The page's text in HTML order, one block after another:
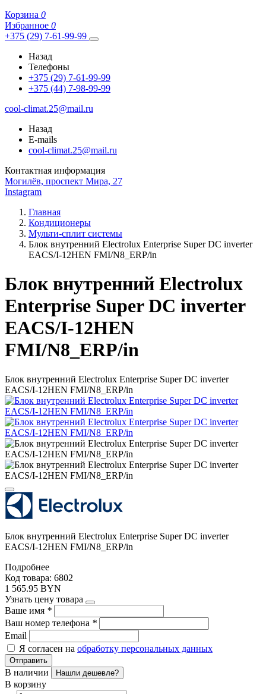
Корзина 0
Избранное 0
+375 (29) 7-61-99-99
Назад
Телефоны
+375 (29) 7-61-99-99
+375 (44) 7-98-99-99
cool-climat.25@mail.ru
Назад
E-mails
cool-climat.25@mail.ru
Контактная информация
Могилёв, проспект Мира, 27
Instagram
Главная
Кондиционеры
Мульти-сплит системы
Блок внутренний Electrolux Enterprise Super DC inverter
EACS/I-12HEN FMI/N8_ERP/in
Блок внутренний Electrolux
Enterprise Super DC inverter
EACS/I-12HEN
FMI/N8_ERP/in
Блок внутренний Electrolux Enterprise Super DC inverter
EACS/I-12HEN FMI/N8_ERP/in
Блок внутренний Electrolux Enterprise Super DC inverter
EACS/I-12HEN FMI/N8_ERP/in
Подробнее
Код товара: 6802
1 565.95 BYN
Узнать цену товара
Ваше имя *
Ваш номер телефона *
Email
Я согласен на обработку персональных данных
Отправить
В наличии Нашли дешевле?
В корзину